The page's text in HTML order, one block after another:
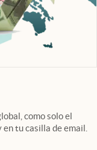
pestaña
como solo el
tu casilla de email.